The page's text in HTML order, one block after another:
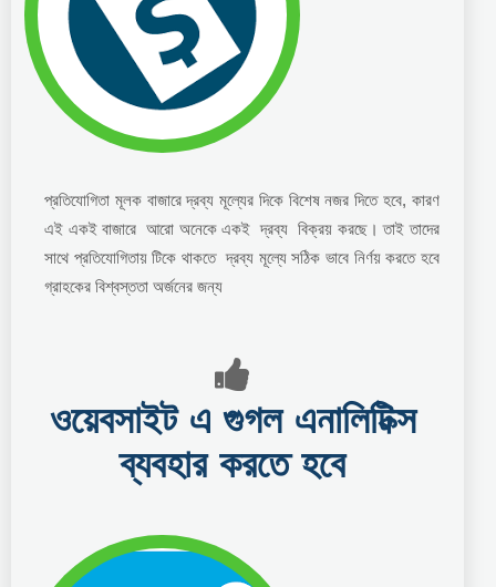
প্রতিযোগিতা মূলক বাজারে দ্রব্য মূল্যের দিকে বিশেষ নজর দিতে হবে, কারণ
এই একই বাজারে আরো অনেকে একই দ্রব্য বিক্রয় করছে। তাই তাদের
সাথে প্রতিযোগিতায় টিকে থাকতে দ্রব্য মূল্যে সঠিক ভাবে নির্ণয় করতে হবে
গ্রাহকের বিশ্বস্ততা অর্জনের জন্য
ওয়েবসাইট এ গুগল এনালিটিক্স
ব্যবহার করতে হবে